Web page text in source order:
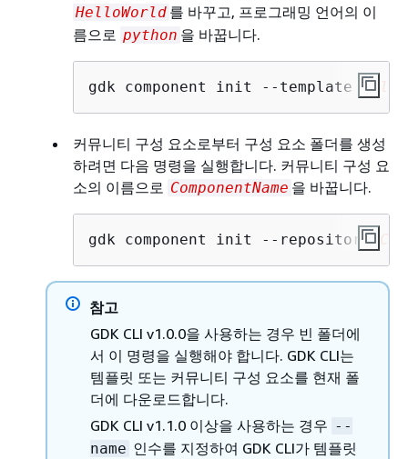
HelloWorld 를 바꾸고, 프로그래밍 언어의 이
름으로 python 을 바꿉니다.
gdk component init --template
커뮤니티 구성 요소로부터 구성 요소 폴더를 생성
하려면 다음 명령을 실행합니다. 커뮤니티 구성 요
소의 이름으로 ComponentName 을 바꿉니다.
gdk component init --repository
참고
GDK CLI v1.0.0을 사용하는 경우 빈 폴더에
서 이 명령을 실행해야 합니다. GDK CLI는
템플릿 또는 커뮤니티 구성 요소를 현재 폴
더에 다운로드합니다.
GDK CLI v1.1.0 이상을 사용하는 경우 --
name 인수를 지정하여 GDK CLI가 템플릿